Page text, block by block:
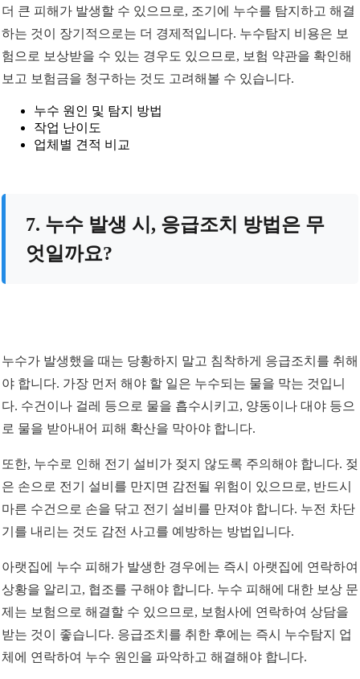
더 큰 피해가 발생할 수 있으므로, 조기에 누수를 탐지하고 해결
하는 것이 장기적으로는 더 경제적입니다. 누수탐지 비용은 보
험으로 보상받을 수 있는 경우도 있으므로, 보험 약관을 확인해
보고 보험금을 청구하는 것도 고려해볼 수 있습니다.
누수 원인 및 탐지 방법
작업 난이도
업체별 견적 비교
7. 누수 발생 시, 응급조치 방법은 무
엇일까요?
누수가 발생했을 때는 당황하지 말고 침착하게 응급조치를 취해
야 합니다. 가장 먼저 해야 할 일은 누수되는 물을 막는 것입니
다. 수건이나 걸레 등으로 물을 흡수시키고, 양동이나 대야 등으
로 물을 받아내어 피해 확산을 막아야 합니다.
또한, 누수로 인해 전기 설비가 젖지 않도록 주의해야 합니다. 젖
은 손으로 전기 설비를 만지면 감전될 위험이 있으므로, 반드시
마른 수건으로 손을 닦고 전기 설비를 만져야 합니다. 누전 차단
기를 내리는 것도 감전 사고를 예방하는 방법입니다.
아랫집에 누수 피해가 발생한 경우에는 즉시 아랫집에 연락하여
상황을 알리고, 협조를 구해야 합니다. 누수 피해에 대한 보상 문
제는 보험으로 해결할 수 있으므로, 보험사에 연락하여 상담을
받는 것이 좋습니다. 응급조치를 취한 후에는 즉시 누수탐지 업
체에 연락하여 누수 원인을 파악하고 해결해야 합니다.